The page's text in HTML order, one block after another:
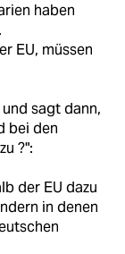
haben
EU, müssen
sagt dann,
bei den
?":
der EU dazu
in denen